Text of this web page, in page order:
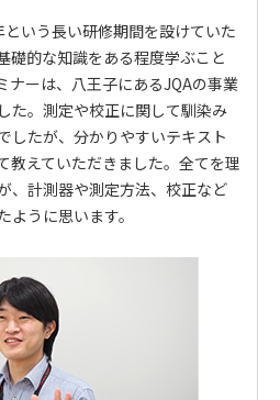
いう長い研修期間を設けていた
礎的な知識をある程度学ぶこと
ナーは、八王子にあるJQAの事業
た。測定や校正に関して馴染み
したが、分かりやすいテキスト
教えていただきました。全てを理
、計測器や測定方法、校正など
ように思います。